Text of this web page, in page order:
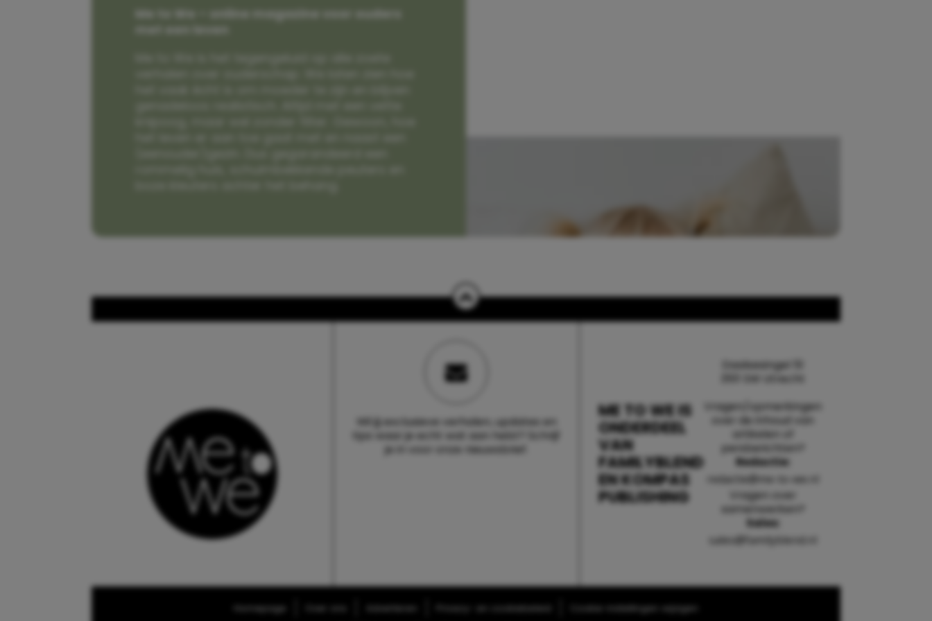
Me to We – online magazine voor ouders
met een leven
Wil jij exclusieve verhalen, updates en
tips waar je echt wat aan hebt? Schrijf
je in voor onze nieuwsbrief.
ME TO WE IS
ONDERDEEL
VAN
FAMILYBLEND
EN KOMPAS
PUBLISHING
Daalsesingel 51
3511 SW Utrecht
Vragen/opmerkingen
over de inhoud van
artikelen of
persberichten?
Redactie:
redactie@me-to-we.nl
Vragen over
samenwerken?
Sales:
sales@familyblend.nl
Homepage Cookie-instellingen wijzigen